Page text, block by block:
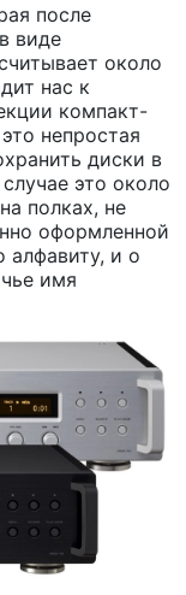
после
виде
около
нас к
компакт-
непростая
диски в
это около
полках, не
оформленной
алфавиту, и о
имя